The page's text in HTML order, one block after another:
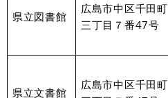
県立図書館
広島市中区千田町
三丁目７番47号
県立文書館
広島市中区千田町